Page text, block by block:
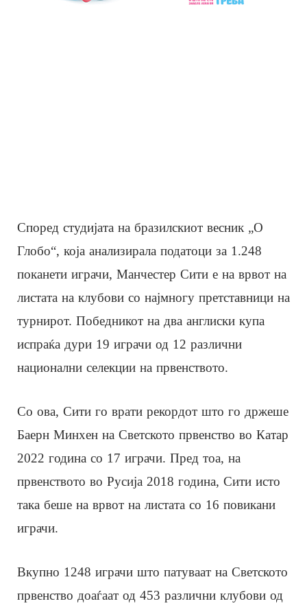
Според студијата на бразилскиот весник „О
Глобо“, која анализирала податоци за 1.248
поканети играчи, Манчестер Сити е на врвот на
листата на клубови со најмногу претставници на
турнирот. Победникот на два англиски купа
испраќа дури 19 играчи од 12 различни
национални селекции на првенството.
Со ова, Сити го врати рекордот што го држеше
Баерн Минхен на Светското првенство во Катар
2022 година со 17 играчи. Пред тоа, на
првенството во Русија 2018 година, Сити исто
така беше на врвот на листата со 16 повикани
играчи.
Вкупно 1248 играчи што патуваат на Светското
првенство доаѓаат од 453 различни клубови од